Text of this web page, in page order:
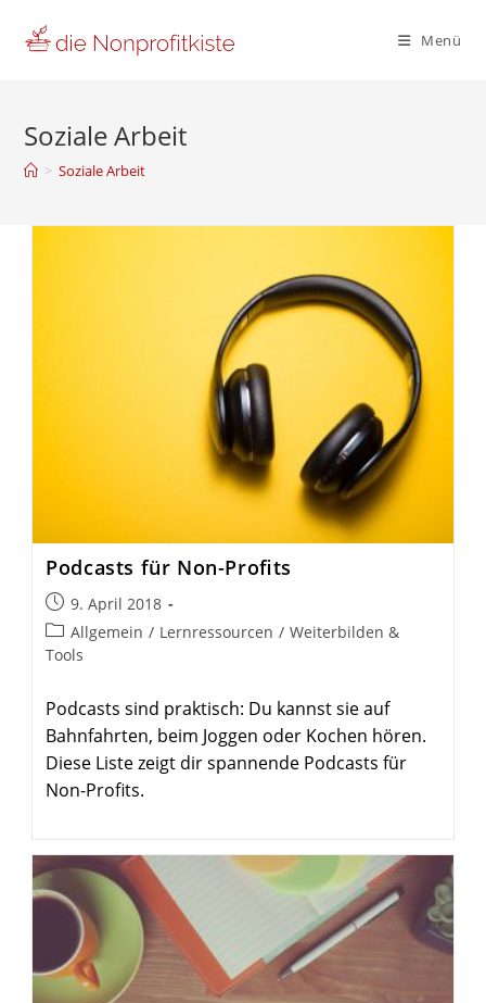
Inhalt
Menü
Soziale Arbeit
> Soziale Arbeit
Podcasts für Non-Profits
Beitrag
veröffentlicht:
9. April 2018
Beitrags-
Kategorie:
Allgemein / Lernressourcen / Weiterbilden &
Tools
Podcasts sind praktisch: Du kannst sie auf
Bahnfahrten, beim Joggen oder Kochen hören.
Diese Liste zeigt dir spannende Podcasts für
Non-Profits.